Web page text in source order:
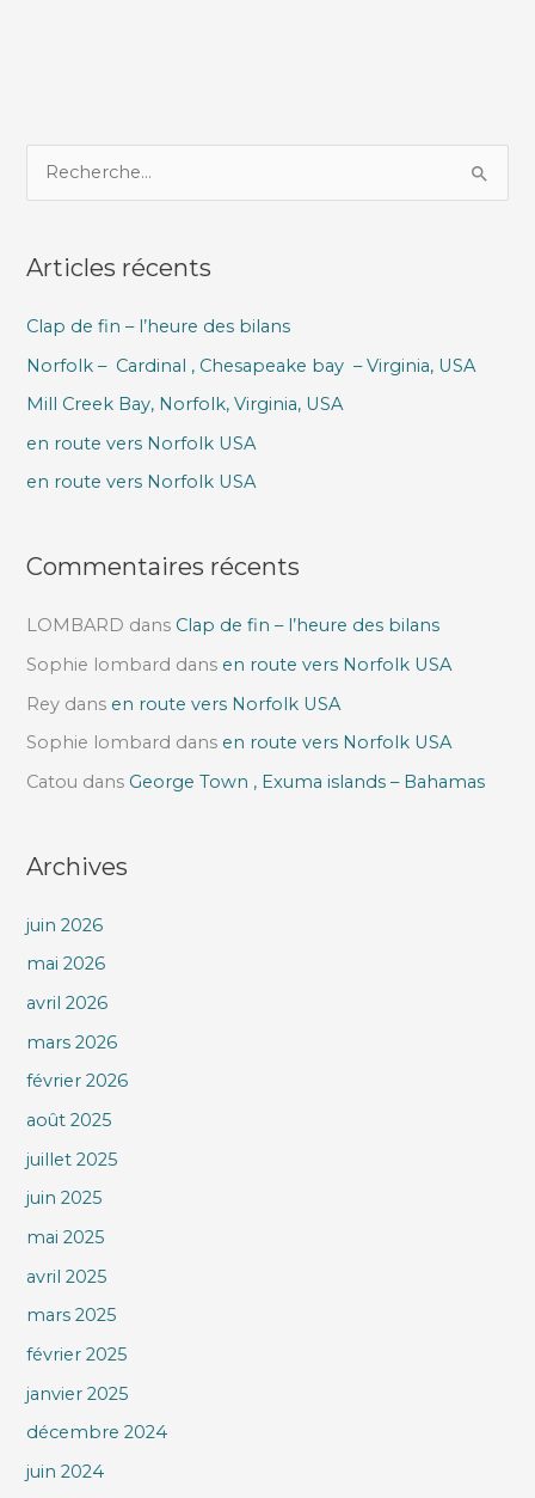
e
h
r
c
h
e
Articles récents
Clap de fin – l’heure des bilans
Norfolk – Cardinal , Chesapeake bay – Virginia, USA
Mill Creek Bay, Norfolk, Virginia, USA
en route vers Norfolk USA
en route vers Norfolk USA
Commentaires récents
LOMBARD dans Clap de fin – l’heure des bilans
Sophie lombard dans en route vers Norfolk USA
Rey dans en route vers Norfolk USA
Sophie lombard dans en route vers Norfolk USA
Catou dans George Town , Exuma islands – Bahamas
Archives
juin 2026
mai 2026
avril 2026
mars 2026
février 2026
août 2025
juillet 2025
juin 2025
mai 2025
avril 2025
mars 2025
février 2025
janvier 2025
décembre 2024
juin 2024